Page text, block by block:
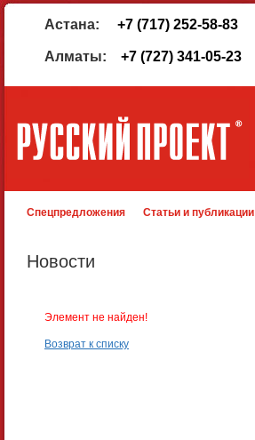
Астана: +7 (717) 252-58-83
Алматы: +7 (727) 341-05-23
Спецпредложения Статьи и публикации
Новости
Элемент не найден!
Возврат к списку